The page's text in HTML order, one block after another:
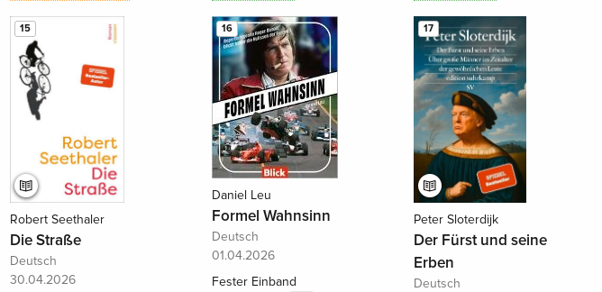
15
Robert Seethaler
Die Straße
Deutsch
30.04.2026
16
Daniel Leu
Formel Wahnsinn
Deutsch
01.04.2026
Fester Einband
17
Peter Sloterdijk
Der Fürst und seine
Erben
Deutsch